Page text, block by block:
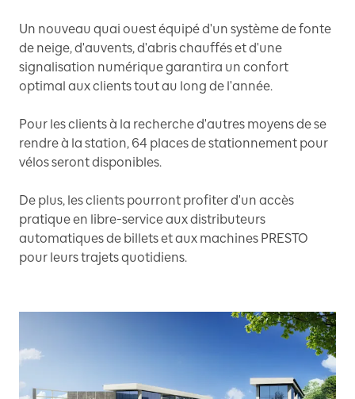
Un nouveau quai ouest équipé d'un système de fonte
de neige, d'auvents, d'abris chauffés et d'une
signalisation numérique garantira un confort
optimal aux clients tout au long de l'année.
Pour les clients à la recherche d'autres moyens de se
rendre à la station, 64 places de stationnement pour
vélos seront disponibles.
De plus, les clients pourront profiter d'un accès
pratique en libre-service aux distributeurs
automatiques de billets et aux machines PRESTO
pour leurs trajets quotidiens.